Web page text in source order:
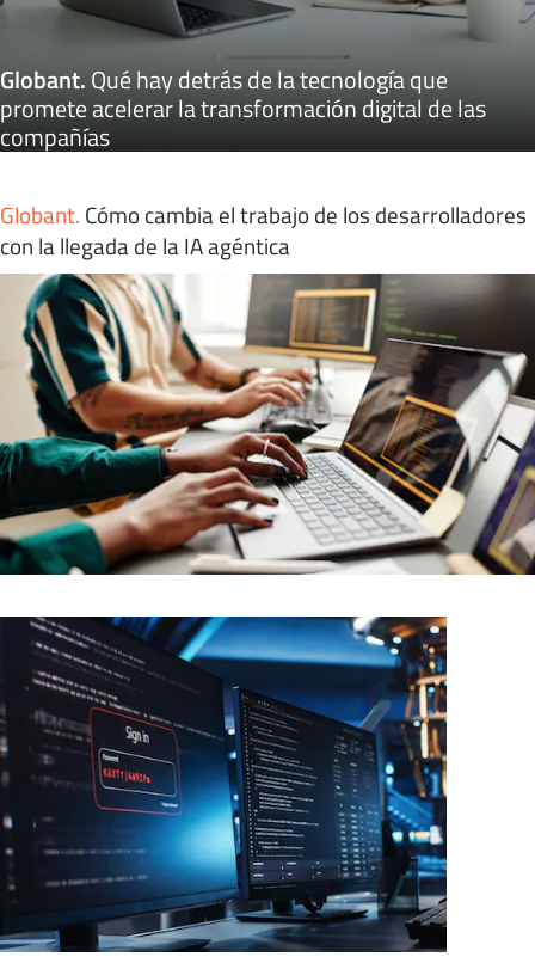
Globant.Qué hay detrás de la tecnología que
promete acelerar la transformación digital de las
compañías
Globant. Cómo cambia el trabajo de los desarrolladores
con la llegada de la IA agéntica